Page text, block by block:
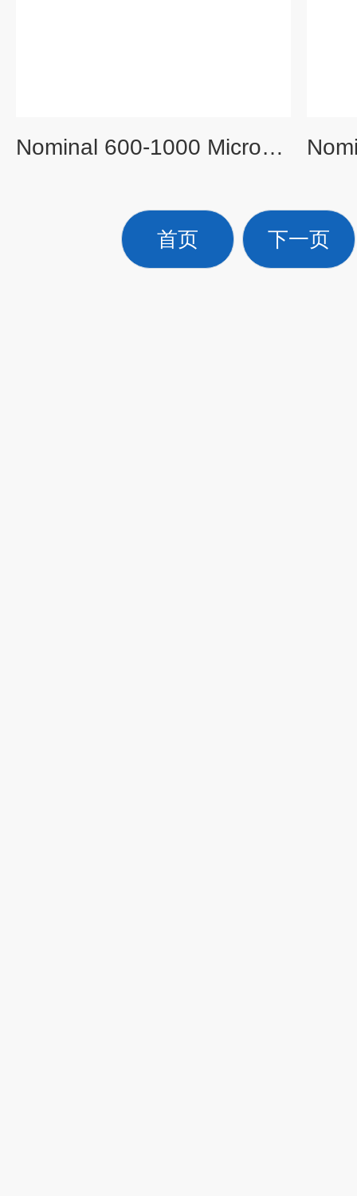
Nominal 600-1000 Micron CRUSHED QUARTZ
首页 下一页